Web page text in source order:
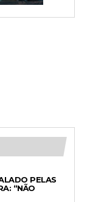
PELAS
“NÃO